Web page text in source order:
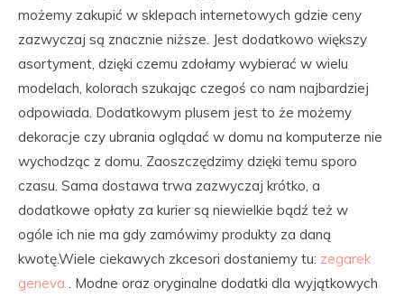
możemy zakupić w sklepach internetowych gdzie ceny
zazwyczaj są znacznie niższe. Jest dodatkowo większy
asortyment, dzięki czemu zdołamy wybierać w wielu
modelach, kolorach szukając czegoś co nam najbardziej
odpowiada. Dodatkowym plusem jest to że możemy
dekoracje czy ubrania oglądać w domu na komputerze nie
wychodząc z domu. Zaoszczędzimy dzięki temu sporo
czasu. Sama dostawa trwa zazwyczaj krótko, a
dodatkowe opłaty za kurier są niewielkie bądź też w
ogóle ich nie ma gdy zamówimy produkty za daną
kwotę.Wiele ciekawych zkcesori dostaniemy tu: zegarek
geneva . Modne oraz oryginalne dodatki dla wyjątkowych